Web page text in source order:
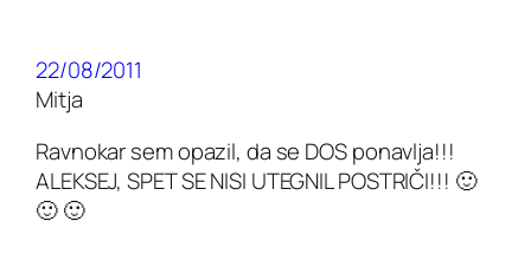
22/08/2011
Mitja
Ravnokar sem opazil, da se DOS ponavlja!!!
ALEKSEJ, SPET SE NISI UTEGNIL POSTRIČI!!! 🙂
🙂 🙂